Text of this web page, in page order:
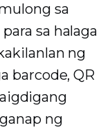
sa
sa halaga
ng
barcode, QR
ng